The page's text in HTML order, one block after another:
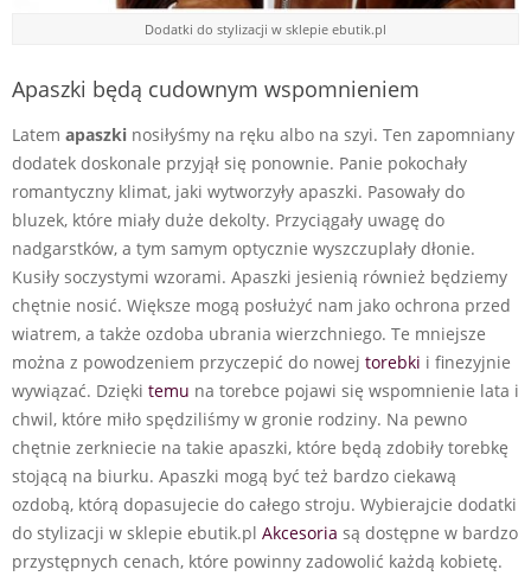
Dodatki do stylizacji w sklepie ebutik.pl
Apaszki będą cudownym wspomnieniem
Latem apaszki nosiłyśmy na ręku albo na szyi. Ten zapomniany
dodatek doskonale przyjął się ponownie. Panie pokochały
romantyczny klimat, jaki wytworzyły apaszki. Pasowały do
bluzek, które miały duże dekolty. Przyciągały uwagę do
nadgarstków, a tym samym optycznie wyszczuplały dłonie.
Kusiły soczystymi wzorami. Apaszki jesienią również będziemy
chętnie nosić. Większe mogą posłużyć nam jako ochrona przed
wiatrem, a także ozdoba ubrania wierzchniego. Te mniejsze
można z powodzeniem przyczepić do nowej torebki i finezyjnie
wywiązać. Dzięki temu na torebce pojawi się wspomnienie lata i
chwil, które miło spędziliśmy w gronie rodziny. Na pewno
chętnie zerkniecie na takie apaszki, które będą zdobiły torebkę
stojącą na biurku. Apaszki mogą być też bardzo ciekawą
ozdobą, którą dopasujecie do całego stroju. Wybierajcie dodatki
do stylizacji w sklepie ebutik.pl Akcesoria są dostępne w bardzo
przystępnych cenach, które powinny zadowolić każdą kobietę.